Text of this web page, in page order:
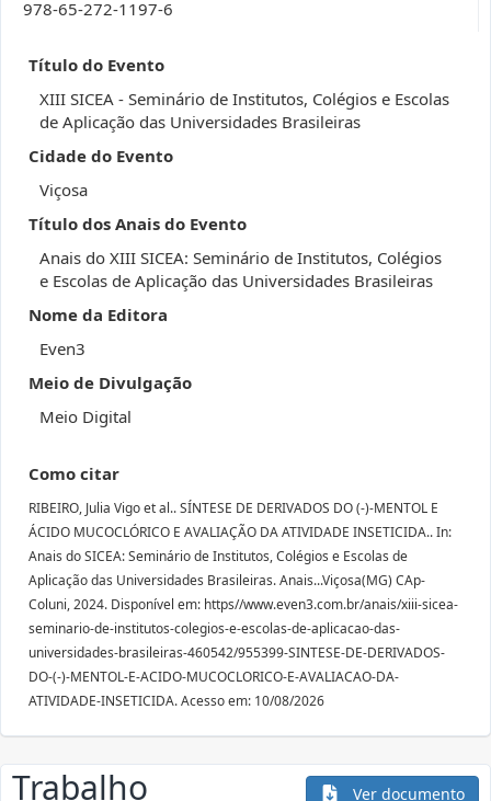
978-65-272-1197-6
Título do Evento
XIII SICEA - Seminário de Institutos, Colégios e Escolas
de Aplicação das Universidades Brasileiras
Cidade do Evento
Viçosa
Título dos Anais do Evento
Anais do XIII SICEA: Seminário de Institutos, Colégios
e Escolas de Aplicação das Universidades Brasileiras
Nome da Editora
Even3
Meio de Divulgação
Meio Digital
Como citar
RIBEIRO, Julia Vigo et al.. SÍNTESE DE DERIVADOS DO (-)-MENTOL E
ÁCIDO MUCOCLÓRICO E AVALIAÇÃO DA ATIVIDADE INSETICIDA.. In:
Anais do SICEA: Seminário de Institutos, Colégios e Escolas de
Aplicação das Universidades Brasileiras. Anais...Viçosa(MG) CAp-
Coluni, 2024. Disponível em: https//www.even3.com.br/anais/xiii-sicea-
seminario-de-institutos-colegios-e-escolas-de-aplicacao-das-
universidades-brasileiras-460542/955399-SINTESE-DE-DERIVADOS-
DO-(-)-MENTOL-E-ACIDO-MUCOCLORICO-E-AVALIACAO-DA-
ATIVIDADE-INSETICIDA. Acesso em: 10/08/2026
Trabalho Ver documento